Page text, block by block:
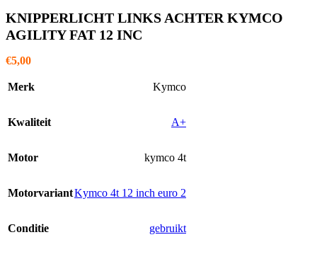
KNIPPERLICHT LINKS ACHTER KYMCO
AGILITY FAT 12 INC
€5,00
Merk Kymco
Kwaliteit A+
Motor kymco 4t
MotorvariantKymco 4t 12 inch euro 2
Conditie gebruikt